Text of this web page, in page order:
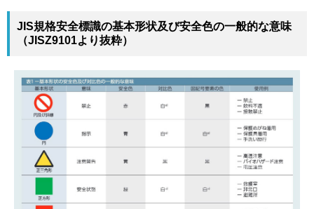
JIS規格安全標識の基本形状及び安全色の一般的な意味
（JISZ9101より抜粋）